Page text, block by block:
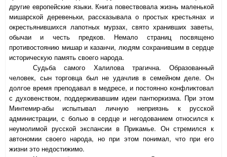
другие европейские языки. Книга повествовала жизнь маленькой
мишарской деревеньки, рассказывала о простых крестьянах и
окрестьянившихся лапотных мурзах, свято хранивших заветы,
обычаи и честь предков. Немало страниц посвящено
противостоянию мишар и казанчи, людям сохранившим в сердце
историческую память своего народа.
Судьба самого Халилова трагична. Образованный
человек, сын торговца был не удачлив в семейном деле. Он
долгое время преподавал в медресе, и постоянно конфликтовал
с духовенством, поддерживавшим идеи пантюркизма. При этом
Минтемир-абы испытывал личную неприязнь к русской
администрации, с болью в сердце и негодованием относился к
неумолимой русской экспансии в Прикамье. Он стремился к
автономии своего народа, но при этом понимал, что при его
жизни это недостижимо.